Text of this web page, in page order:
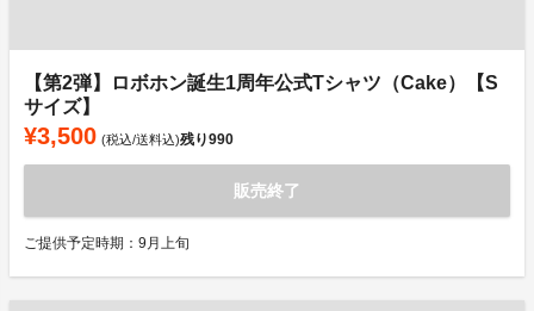
【第2弾】ロボホン誕生1周年公式Tシャツ（Cake）【S
サイズ】
¥3,500 (税込/送料込)残り990
販売終了
ご提供予定時期：9月上旬